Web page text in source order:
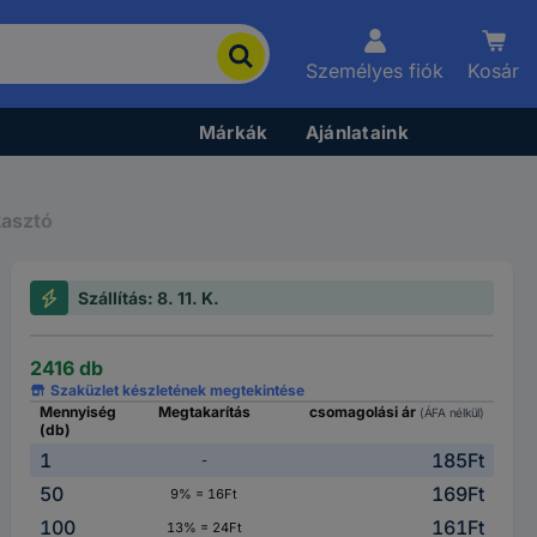
Személyes fiók Kosár
Márkák Ajánlataink
Szállítás: 8. 11. K.
2416 db
Szaküzlet készletének megtekintése
Mennyiség
(db)
Megtakarítás csomagolási ár (ÁFA nélkül)
1 -
185Ft
50
9% = 16Ft
169Ft
100
13% = 24Ft 161Ft